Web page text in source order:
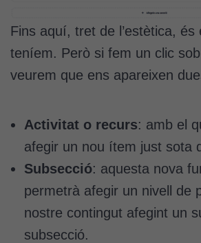
Fins aquí, tret de l’estètica, és
teníem. Però si fem un clic
veurem que ens apareixen
Activitat o recurs: amb el
afegir un nou ítem just sota
Subsecció: aquesta nova
permetrà afegir un nivell de
nostre contingut afegint un
subsecció.